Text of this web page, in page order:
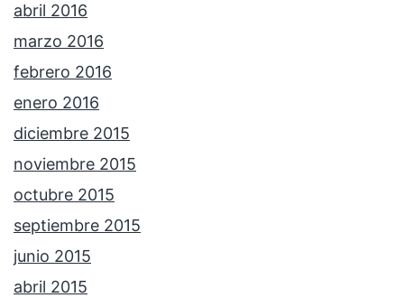
abril 2016
marzo 2016
febrero 2016
enero 2016
diciembre 2015
noviembre 2015
octubre 2015
septiembre 2015
junio 2015
abril 2015